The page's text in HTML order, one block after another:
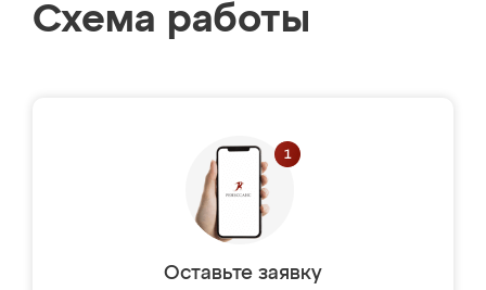
Схема работы
Оставьте заявку